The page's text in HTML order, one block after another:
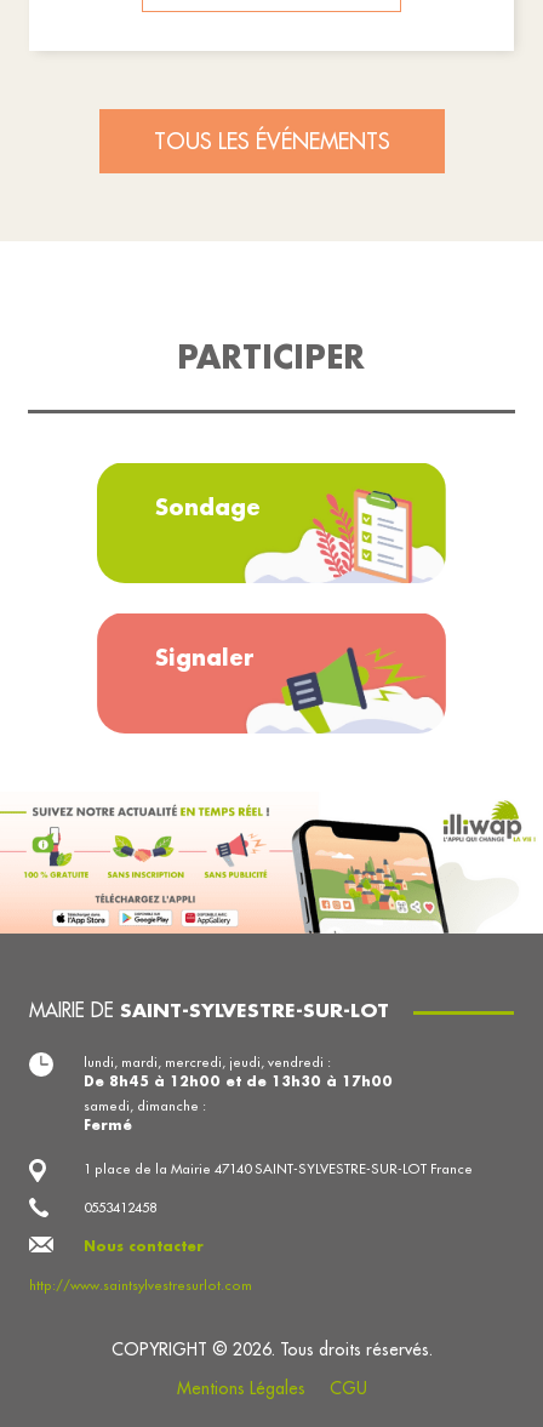
TOUS LES ÉVÉNEMENTS
PARTICIPER
Sondage
Signaler
MAIRIE DE SAINT-SYLVESTRE-SUR-LOT
1 place de la Mairie 47140 SAINT-SYLVESTRE-SUR-LOT France
0553412458
Nous contacter
http://www.saintsylvestresurlot.com
lundi, mardi, mercredi, jeudi, vendredi :
De 8h45 à 12h00 et de 13h30 à 17h00
samedi, dimanche :
Fermé
COPYRIGHT © 2026. Tous droits réservés.
Mentions Légales
CGU